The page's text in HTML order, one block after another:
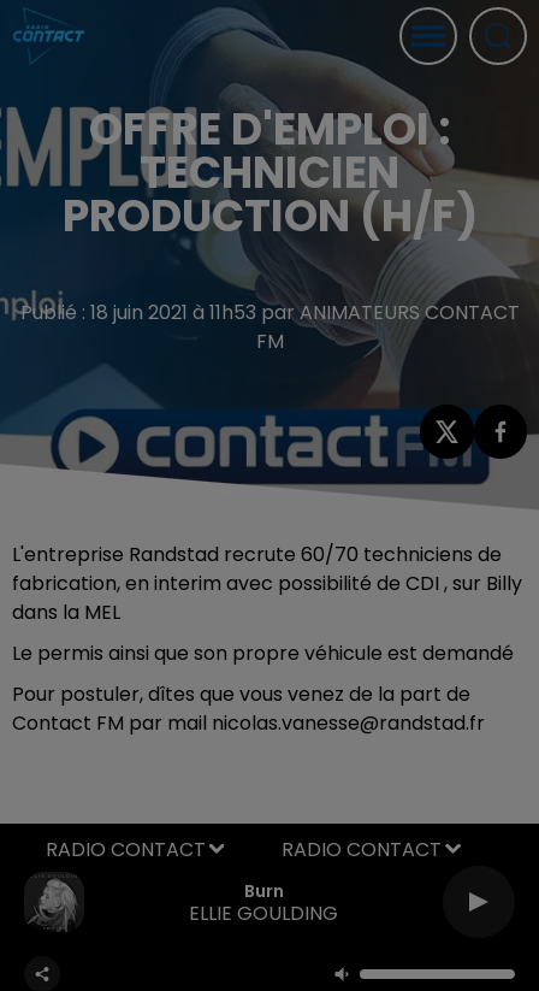
OFFRE D'EMPLOI :
TECHNICIEN
PRODUCTION (H/F)
Publié : 18 juin 2021 à 11h53 par ANIMATEURS CONTACT
FM
L'entreprise Randstad recrute 60/70 techniciens de
fabrication, en interim avec possibilité de CDI , sur Billy
dans la MEL
Le permis ainsi que son propre véhicule est demandé
Pour postuler, dîtes que vous venez de la part de
Contact FM par mail nicolas.vanesse@randstad.fr
Burn
ELLIE GOULDING
RADIO CONTACT